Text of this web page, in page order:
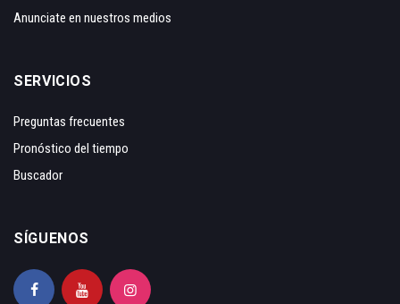
Anunciate en nuestros medios
SERVICIOS
Preguntas frecuentes
Pronóstico del tiempo
Buscador
SÍGUENOS